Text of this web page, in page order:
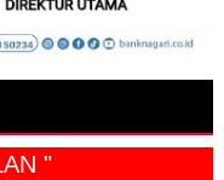
" IKLAN "